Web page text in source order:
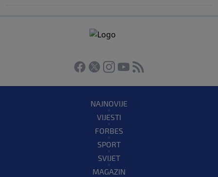
NAJNOVIJE
VIJESTI
FORBES
SPORT
SVIJET
MAGAZIN